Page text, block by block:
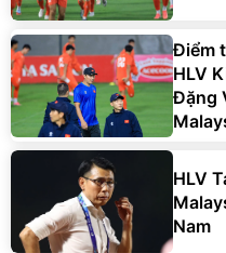
Điểm
HLV
Đặng
HLV
Nam